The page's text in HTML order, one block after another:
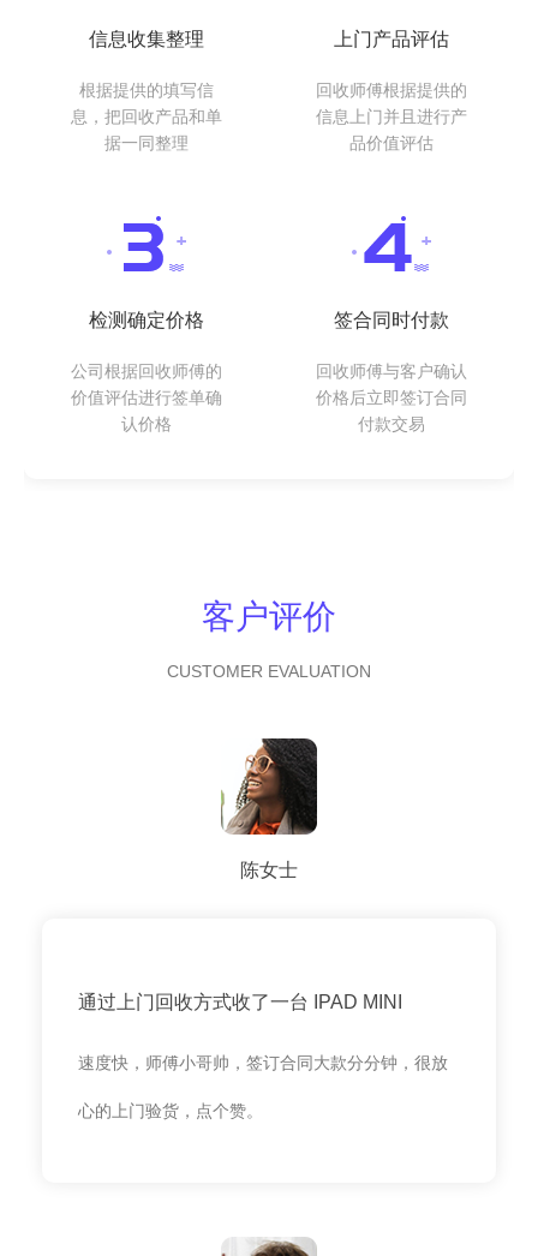
信息收集整理
根据提供的填写信
息，把回收产品和单
据一同整理
上门产品评估
回收师傅根据提供的
信息上门并且进行产
品价值评估
检测确定价格
公司根据回收师傅的
价值评估进行签单确
认价格
签合同时付款
回收师傅与客户确认
价格后立即签订合同
付款交易
客户评价
CUSTOMER EVALUATION
陈女士
通过上门回收方式收了一台 IPAD MINI
速度快，师傅小哥帅，签订合同大款分分钟，很放
心的上门验货，点个赞。